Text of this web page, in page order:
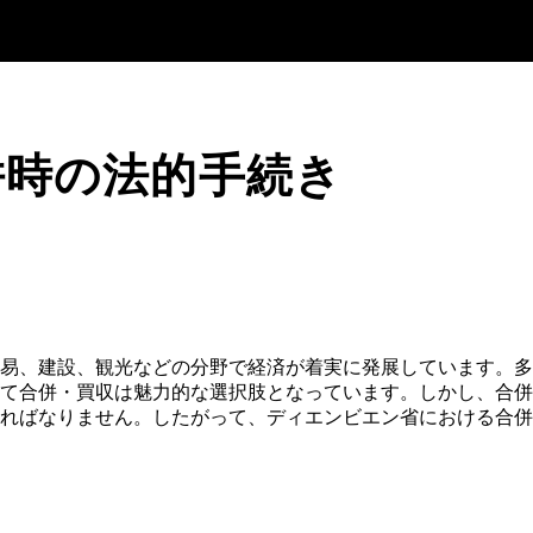
の法的手続き
、建設、観光などの分野で経済が着実に発展しています。
合併・買収は魅力的な選択肢となっています。しかし、合
ばなりません。したがって、ディエンビエン省における合